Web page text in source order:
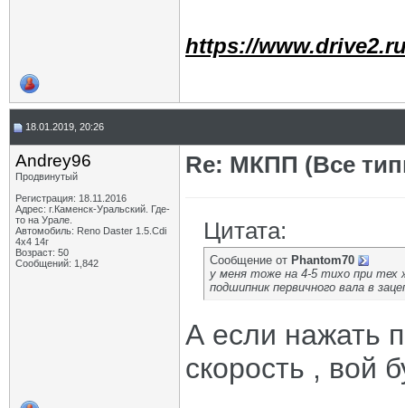
https://
18.01.2019, 20:26
Andrey96
Продвинутый
Регистрация: 18.11.2016
Адрес: г.Каменск-Уральский. Где-
то на Урале.
Автомобиль: Reno Daster 1.5.Cdi
4х4 14г
Возраст: 50
Сообщений: 1,842
Re: МКПП (Все
Цитата:
Сообщение от Phantom70
у меня тоже на 4-5 тихо при тех
подшипник первичного вала в
А если нажать
скорость , вой